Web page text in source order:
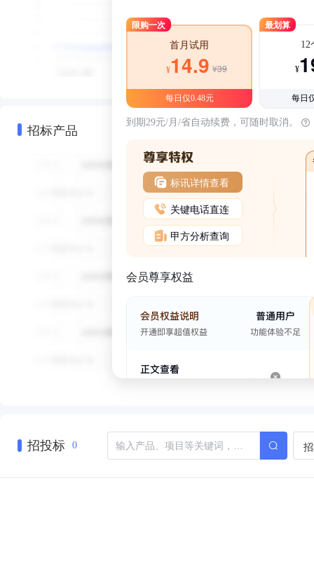
招标产品
限购一次
首月试用
¥14.9 ¥39
每日仅0.48元
最划算
12
¥
每日
到期29元/月/省自动续费，可随时取消。
标讯详情查看
关键电话直连
甲方分析查询
会员尊享权益
招投标 0